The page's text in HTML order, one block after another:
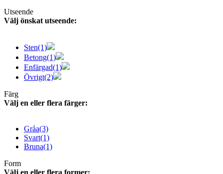
Utseende
Välj önskat utseende:
Sten(1)
Betong(1)
Enfärgad(1)
Övrigt(2)
Färg
Välj en eller flera färger:
Gråa(3)
Svart(1)
Bruna(1)
Form